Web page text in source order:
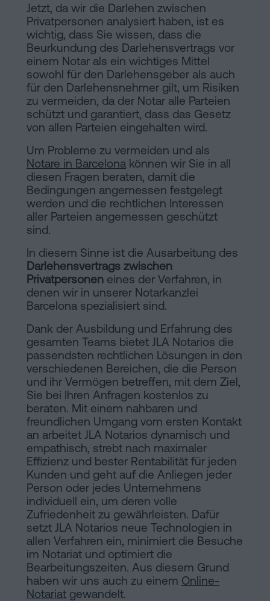
Jetzt, da wir die Darlehen zwischen
Privatpersonen analysiert haben, ist es
wichtig, dass Sie wissen, dass die
Beurkundung des Darlehensvertrags vor
einem Notar als ein wichtiges Mittel
sowohl für den Darlehensgeber als auch
für den Darlehensnehmer gilt, um Risiken
zu vermeiden, da der Notar alle Parteien
schützt und garantiert, dass das Gesetz
von allen Parteien eingehalten wird.
Um Probleme zu vermeiden und als
Notare in Barcelona können wir Sie in all
diesen Fragen beraten, damit die
Bedingungen angemessen festgelegt
werden und die rechtlichen Interessen
aller Parteien angemessen geschützt
sind.
In diesem Sinne ist die Ausarbeitung des
Darlehensvertrags zwischen
Privatpersonen eines der Verfahren, in
denen wir in unserer Notarkanzlei
Barcelona spezialisiert sind.
Dank der Ausbildung und Erfahrung des
gesamten Teams bietet JLA Notarios die
passendsten rechtlichen Lösungen in den
verschiedenen Bereichen, die die Person
und ihr Vermögen betreffen, mit dem Ziel,
Sie bei Ihren Anfragen kostenlos zu
beraten. Mit einem nahbaren und
freundlichen Umgang vom ersten Kontakt
an arbeitet JLA Notarios dynamisch und
empathisch, strebt nach maximaler
Effizienz und bester Rentabilität für jeden
Kunden und geht auf die Anliegen jeder
Person oder jedes Unternehmens
individuell ein, um deren volle
Zufriedenheit zu gewährleisten. Dafür
setzt JLA Notarios neue Technologien in
allen Verfahren ein, minimiert die Besuche
im Notariat und optimiert die
Bearbeitungszeiten. Aus diesem Grund
haben wir uns auch zu einem Online-
Notariat gewandelt.